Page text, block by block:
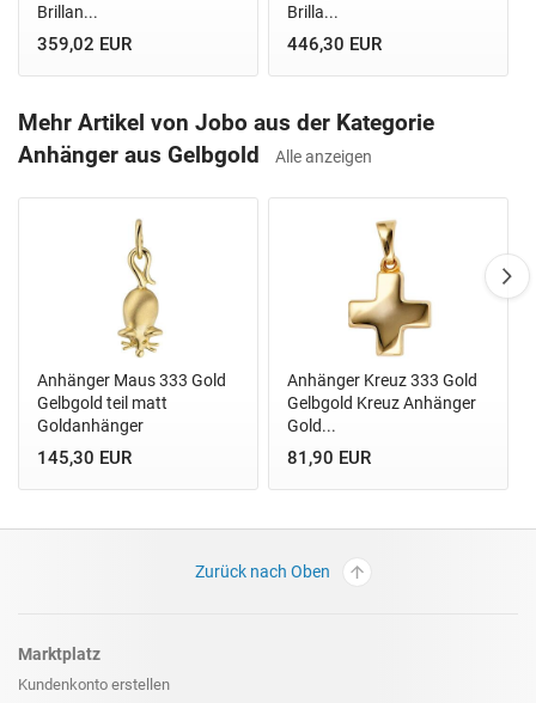
Brillan...
359,02 EUR
Brilla...
446,30 EUR
Mehr Artikel von Jobo aus der Kategorie
Anhänger aus Gelbgold
Alle anzeigen
Anhänger Maus 333 Gold
Gelbgold teil matt
Goldanhänger
145,30 EUR
Anhänger Kreuz 333 Gold
Gelbgold Kreuz Anhänger
Gold...
81,90 EUR
Zurück nach Oben
Marktplatz
Kundenkonto erstellen